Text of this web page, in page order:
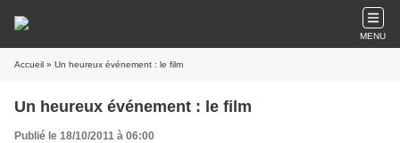
MENU
Accueil » Un heureux événement : le film
Un heureux événement : le film
Publié le 18/10/2011 à 06:00